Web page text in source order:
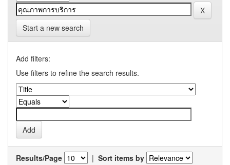
Start a new search
Add filters:
Use filters to refine the search results.
Results/Page | Sort items by